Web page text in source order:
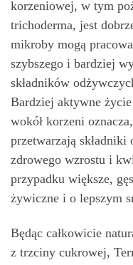
korzeniowej, w tym
trichoderma, jest
mikroby mogą
szybszego i bardziej
składników
Bardziej aktywne
wokół korzeni
przetwarzają
zdrowego wzrostu i
przypadku większe,
żywiczne i o lepszym
Będąc całkowicie
z trzciny cukrowej,